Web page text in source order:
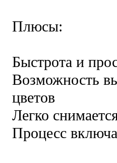
Плюсы:
Быстрота и
Возможность
цветов
Легко
Процесс